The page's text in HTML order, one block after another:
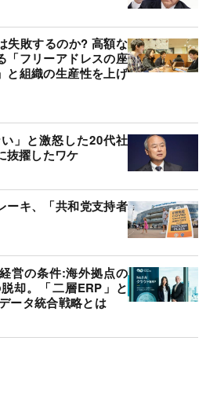
失敗するのか? 高額な
「フリーアドレスの座
と組織の生産性を上げ
」と激怒した20代社
抜擢したワケ
ーキ、「共和党支持者
営の条件:海外拠点の
却。「二層ERP」と
ータ統合戦略とは